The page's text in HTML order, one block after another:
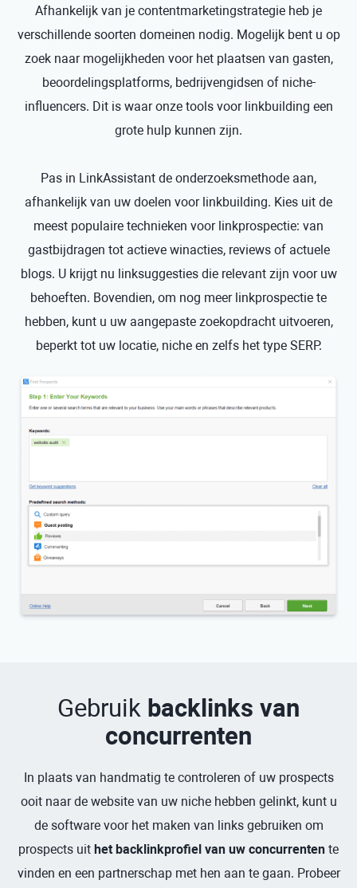
Afhankelijk van je contentmarketingstrategie heb je
verschillende soorten domeinen nodig. Mogelijk bent u op
zoek naar mogelijkheden voor het plaatsen van gasten,
beoordelingsplatforms, bedrijvengidsen of niche-
influencers. Dit is waar onze tools voor linkbuilding een
grote hulp kunnen zijn.
Pas in LinkAssistant de onderzoeksmethode aan,
afhankelijk van uw doelen voor linkbuilding. Kies uit de
meest populaire technieken voor linkprospectie: van
gastbijdragen tot actieve winacties, reviews of actuele
blogs. U krijgt nu linksuggesties die relevant zijn voor uw
behoeften. Bovendien, om nog meer linkprospectie te
hebben, kunt u uw aangepaste zoekopdracht uitvoeren,
beperkt tot uw locatie, niche en zelfs het type SERP.
Gebruik backlinks van
concurrenten
In plaats van handmatig te controleren of uw prospects
ooit naar de website van uw niche hebben gelinkt, kunt u
de software voor het maken van links gebruiken om
prospects uit het backlinkprofiel van uw concurrenten te
vinden en een partnerschap met hen aan te gaan. Probeer